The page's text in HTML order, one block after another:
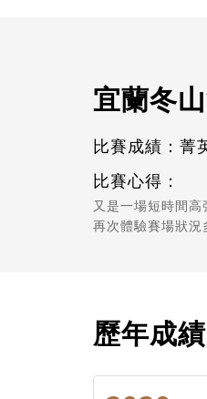
宜蘭冬
比賽成績：菁
比賽心得：
又是一場短時間
再次體驗賽場狀況
歷年成績